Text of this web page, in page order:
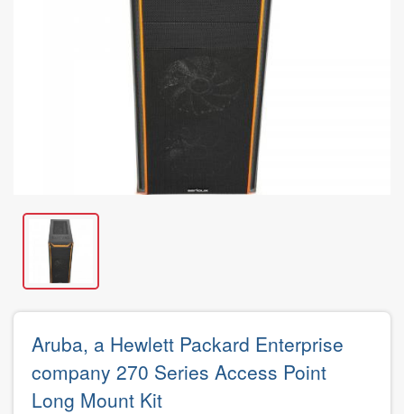
Aruba, a Hewlett Packard Enterprise
company 270 Series Access Point
Long Mount Kit